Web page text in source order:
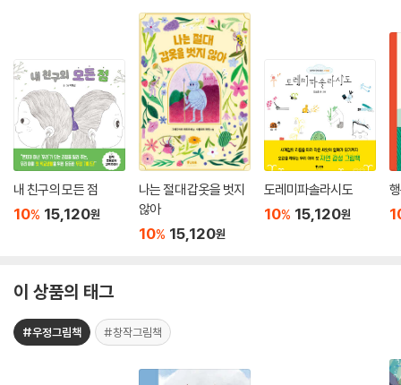
내 친구의 모든 점
10% 15,120원
나는 절대 갑옷을 벗지
않아
10% 15,120원
도레미파솔라시도
10% 15,120원
이 상품의 태그
#우정그림책 #창작그림책